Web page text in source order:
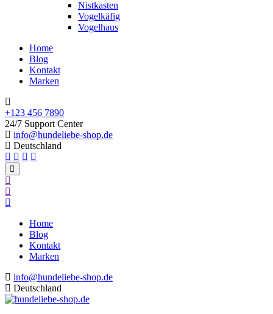
Nistkasten
Vogelkäfig
Vogelhaus
Home
Blog
Kontakt
Marken
+123 456 7890
24/7 Support Center
info@hundeliebe-shop.de
Deutschland
Home
Blog
Kontakt
Marken
info@hundeliebe-shop.de
Deutschland